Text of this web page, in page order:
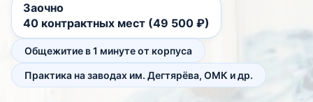
Заочно
40 контрактных мест (49 500 ₽)
Общежитие в 1 минуте от корпуса
Практика на заводах им. Дегтярёва, ОМК и др.